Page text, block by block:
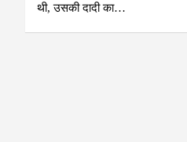
थी, उसकी दादी का…